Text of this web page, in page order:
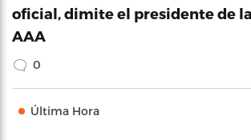
oficial, dimite el presidente de
AAA
0
Última Hora